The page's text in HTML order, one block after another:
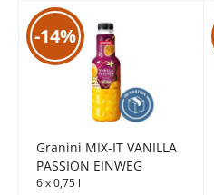
-14%
Granini MIX-IT VANILLA
PASSION EINWEG
6 x 0,75 l